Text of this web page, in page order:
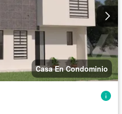
Casa En Condominio